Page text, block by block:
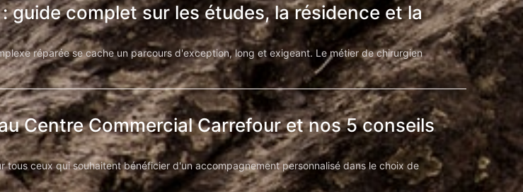
complet sur les études, la résidence et la
réparée se cache un parcours d'exception, long et exigeant. Le métier de chirurgien
Centre Commercial Carrefour et nos 5 conseils
ceux qui souhaitent bénéficier d'un accompagnement personnalisé dans le choix de